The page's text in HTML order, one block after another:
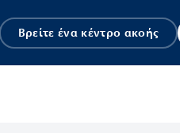
Βρείτε ένα κέντρο ακοής